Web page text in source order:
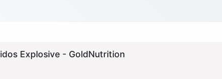
Explosive - GoldNutrition